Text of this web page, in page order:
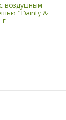
воздушным
"Dainty &
г